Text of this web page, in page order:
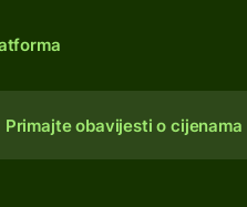
Primajte obavijesti o cijenama